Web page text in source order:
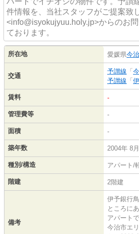
件情報を、当社スタッフがご提案致
<info@isyokujyuu.holy.jp>からのお
ております。
所在地 愛媛県今
交通
予讃線 「
予讃線 「
賃料 -
管理費等 -
面積 -
築年数 2004年 8
種別/構造 アパート/
階建 2階建
備考
伊予銀行
ところに
アパート
今治市エ